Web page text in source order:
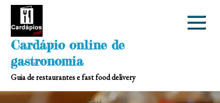
Skip
Cardápio online de
gastronomia
Guia de restaurantes e fast food delivery